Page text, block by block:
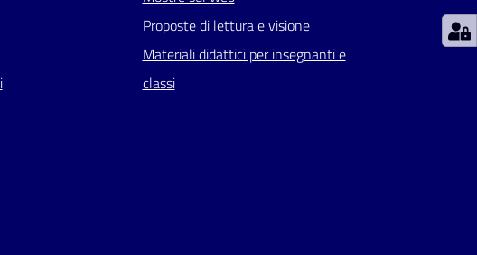
Proposte di lettura e visione
Materiali didattici per insegnanti e
classi